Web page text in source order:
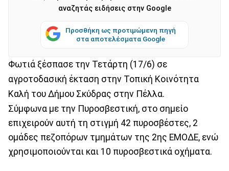
αναζητάς ειδήσεις στην Google
Προσθήκη ως προτιμώμενη πηγή
στα αποτελέσματα Google
Φωτιά ξέσπασε την Τετάρτη (17/6) σε
αγροτοδασική έκταση στην Τοπική Κοινότητα
Καλή του Δήμου Σκύδρας στην Πέλλα.
Σύμφωνα με την Πυροσβεστική, στο σημείο
επιχειρούν αυτή τη στιγμή 42 πυροσβέστες, 2
ομάδες πεζοπόρων τμημάτων της 2ης ΕΜΟΔΕ, ενώ
χρησιμοποιούνται και 10 πυροσβεστικά οχήματα.